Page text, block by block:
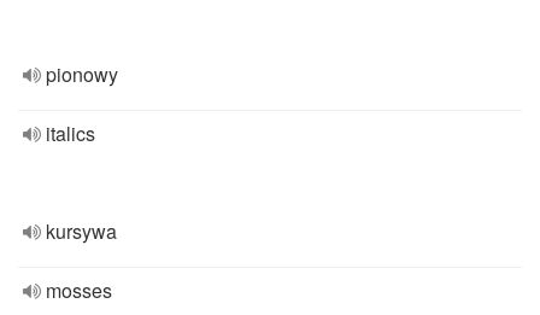
pionowy
italics
kursywa
mosses